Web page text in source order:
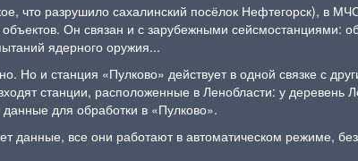
что разрушило сахалинский посёлок Нефтегорск), в
Он связан и с зарубежными сейсмостанциями:
ядерного оружия...
и станция «Пулково» действует в одной связке с
станции, расположенные в Ленобласти: у деревень
для обработки в «Пулково».
данные, все они работают в автоматическом режиме,